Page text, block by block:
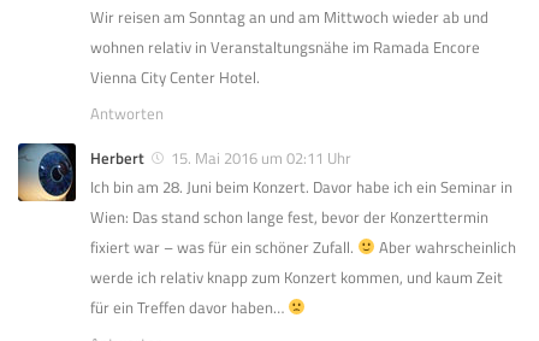
Wir reisen am Sonntag an und am Mittwoch wieder ab und
wohnen relativ in Veranstaltungsnähe im Ramada Encore
Vienna City Center Hotel.
Antworten
Herbert
15. Mai 2016 um 02:11 Uhr
Ich bin am 28. Juni beim Konzert. Davor habe ich ein Seminar in
Wien: Das stand schon lange fest, bevor der Konzerttermin
fixiert war – was für ein schöner Zufall.
Aber wahrscheinlich
werde ich relativ knapp zum Konzert kommen, und kaum Zeit
für ein Treffen davor haben…